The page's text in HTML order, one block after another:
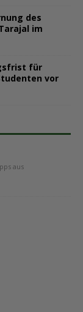
des
im
für
vor
aus